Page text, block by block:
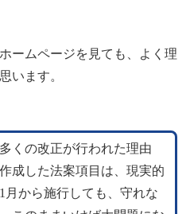
ームページを見ても、よく理
います。
くの改正が行われた理由
成した法案項目は、現実的
から施行しても、守れな